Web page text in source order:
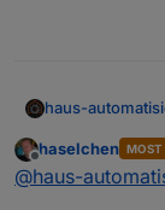
Hat
haus-
Offline
haselchen MOST
@haus-